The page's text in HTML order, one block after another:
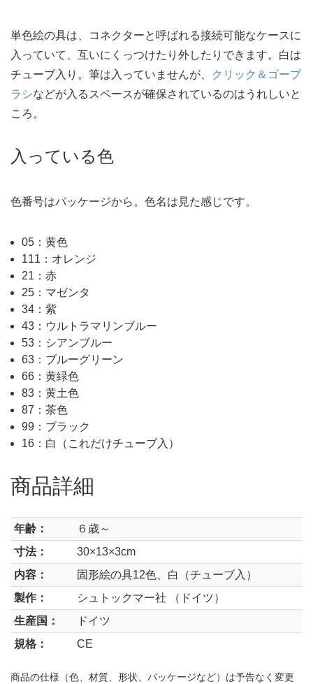
単色絵の具は、コネクターと呼ばれる接続可能なケースに
入っていて、互いにくっつけたり外したりできます。白は
チューブ入り。筆は入っていませんが、
クリック＆ゴーブ
ラシなどが入るスペースが確保されているのはうれしいと
ころ。
入っている色
色番号はパッケージから。色名は見た感じです。
05：黄色
111：オレンジ
21：赤
25：マゼンタ
34：紫
43：ウルトラマリンブルー
53：シアンブルー
63：ブルーグリーン
66：黄緑色
83：黄土色
87：茶色
99：ブラック
16：白（これだけチューブ入）
商品詳細
年齢：
６歳～
寸法：
30×13×3cm
内容：
固形絵の具12色、白（チューブ入）
製作：
シュトックマー社 （ドイツ）
生産国：
ドイツ
規格：
CE
商品の仕様（色、材質、形状、パッケージなど）は予告なく変更